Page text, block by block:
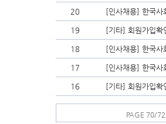
20 [인사채용] 한국사
19 [기타] 회원가입확
18 [인사채용] 한국사
17 [인사채용] 한국사
16 [기타] 회원가입확
PAGE 70/72